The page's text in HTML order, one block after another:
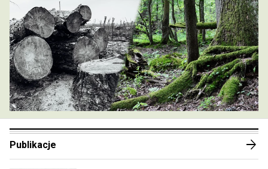
Publikacje arrow_forward